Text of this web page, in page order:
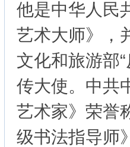
他是中华人民
艺术大师》，
文化和旅游部
传大使。中共
艺术家》荣誉
级书法指导师